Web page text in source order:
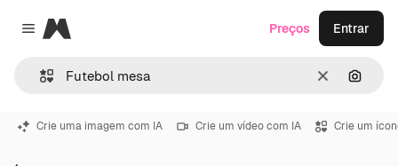
Close menu
Magnific
Limpar
Preços Entrar
Crie uma imagem com IA Crie um vídeo com IA Crie um